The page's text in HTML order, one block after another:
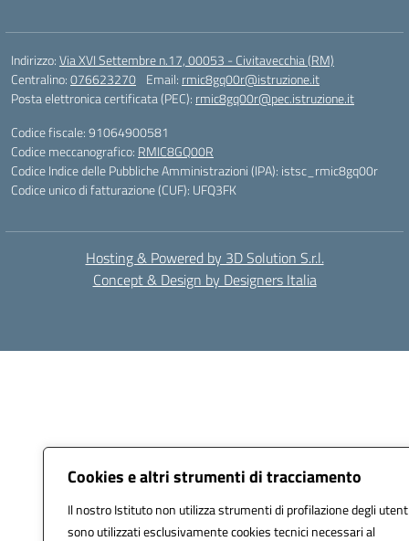
Cookies e altri strumenti di tracciamento
Il nostro Istituto non utilizza strumenti di profilazione degli
sono utilizzati esclusivamente cookies tecnici necessari al
Indirizzo:Via XVI Settembre n.17, 00053 - Civitavecchia (RM)
Centralino:076623270 Email: rmic8gq00r@istruzione.it
Posta elettronica certificata (PEC): rmic8gq00r@pec.istruzione.it
Codice fiscale: 91064900581
Codice meccanografico: RMIC8GQ00R
Codice Indice delle Pubbliche Amministrazioni (IPA): istsc_rmic8gq00r
Codice unico di fatturazione (CUF): UFQ3FK
Hosting & Powered by 3D Solution S.r.l.
Concept & Design by Designers Italia